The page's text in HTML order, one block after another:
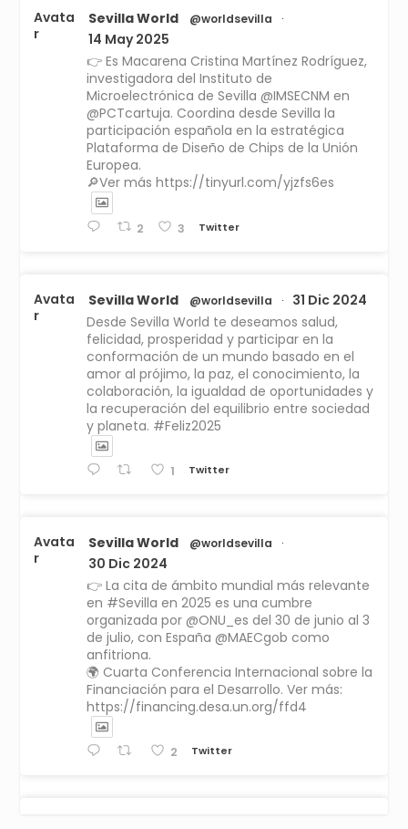
Avata
r
Sevilla World @worldsevilla ·
14 May 2025
👉 Es Macarena Cristina Martínez Rodríguez,
investigadora del Instituto de
Microelectrónica de Sevilla @IMSECNM en
@PCTcartuja. Coordina desde Sevilla la
participación española en la estratégica
Plataforma de Diseño de Chips de la Unión
Europea.
🔎Ver más https://tinyurl.com/yjzfs6es
2 3 Twitter
Avata
r
Sevilla World @worldsevilla ·
31 Dic 2024
Desde Sevilla World te deseamos salud,
felicidad, prosperidad y participar en la
conformación de un mundo basado en el
amor al prójimo, la paz, el conocimiento, la
colaboración, la igualdad de oportunidades y
la recuperación del equilibrio entre sociedad
y planeta. #Feliz2025
1 Twitter
Avata
r
Sevilla World @worldsevilla ·
30 Dic 2024
👉 La cita de ámbito mundial más relevante
en #Sevilla en 2025 es una cumbre
organizada por @ONU_es del 30 de junio al 3
de julio, con España @MAECgob como
anfitriona.
🌍 Cuarta Conferencia Internacional sobre la
Financiación para el Desarrollo. Ver más:
https://financing.desa.un.org/ffd4
2 Twitter